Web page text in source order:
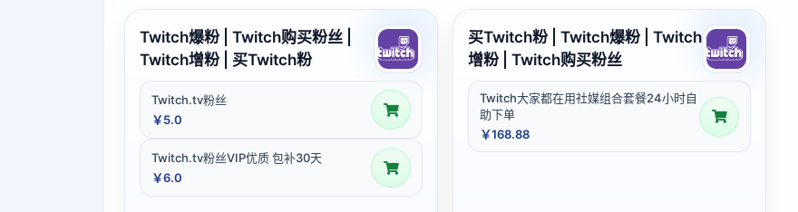
Twitch爆粉 | Twitch购买粉丝 |
Twitch增粉 | 买Twitch粉
Twitch.tv粉丝
￥5.0
Twitch.tv粉丝VIP优质 包补30天
￥6.0
买Twitch粉 | Twitch爆粉 | Twitch
增粉 | Twitch购买粉丝
Twitch大家都在用社媒组合套餐24小时自
助下单
￥168.88